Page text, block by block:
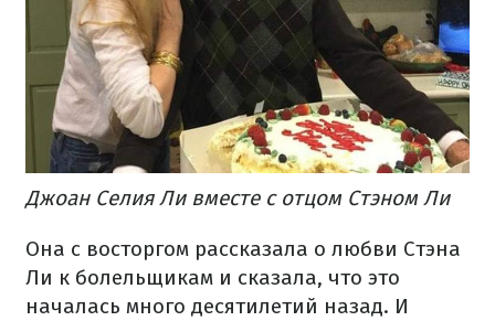
Джоан Селия Ли вместе с отцом Стэном Ли
Она с восторгом рассказала о любви Стэна
Ли к болельщикам и сказала, что это
началась много десятилетий назад. И